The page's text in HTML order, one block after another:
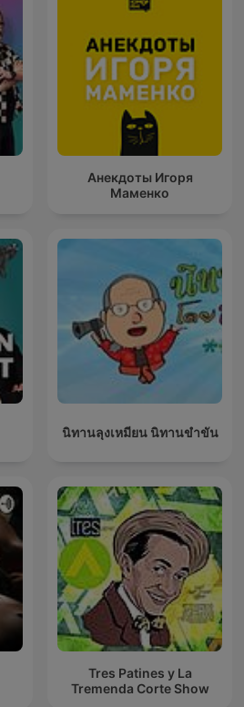
Анекдоты Игоря
Маменко
นิทานลุงเหมียน นิทานขำขัน
Tres Patines y La
Tremenda Corte Show